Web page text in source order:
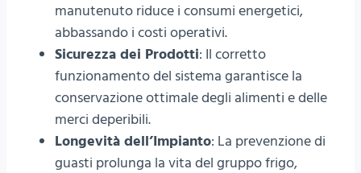
manutenuto riduce i consumi energetici,
abbassando i costi operativi.
Sicurezza dei Prodotti: Il corretto
funzionamento del sistema garantisce la
conservazione ottimale degli alimenti e delle
merci deperibili.
Longevità dell’Impianto: La prevenzione di
guasti prolunga la vita del gruppo frigo,